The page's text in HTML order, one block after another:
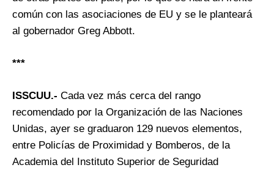
común con las asociaciones de EU y se le planteará
al gobernador Greg Abbott.
***
ISSCUU.- Cada vez más cerca del rango
recomendado por la Organización de las Naciones
Unidas, ayer se graduaron 129 nuevos elementos,
entre Policías de Proximidad y Bomberos, de la
Academia del Instituto Superior de Seguridad